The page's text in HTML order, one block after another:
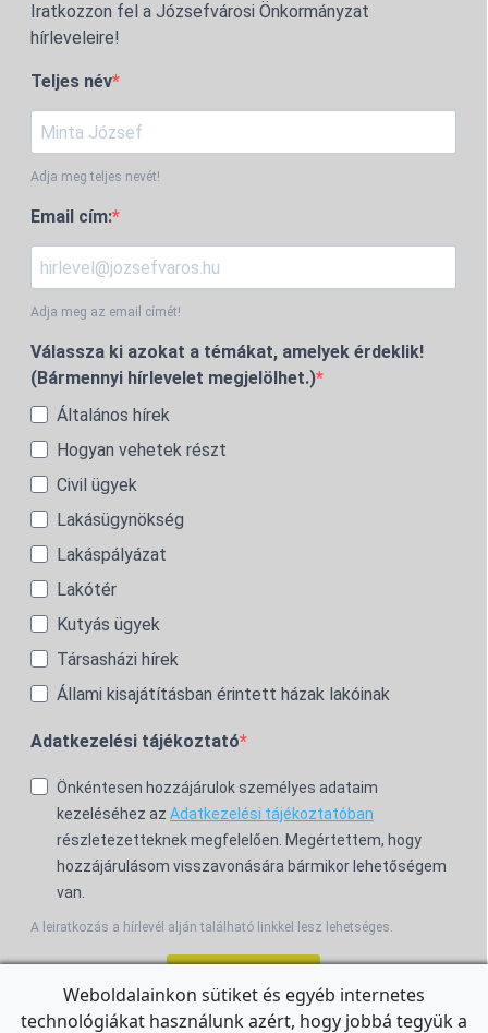
Iratkozzon fel a Józsefvárosi Önkormányzat
hírleveleire!
Teljes név
Adja meg teljes nevét!
Email cím:
Adja meg az email címét!
Válassza ki azokat a témákat, amelyek érdeklik!
(Bármennyi hírlevelet megjelölhet.)
Általános hírek
Hogyan vehetek részt
Civil ügyek
Lakásügynökség
Lakáspályázat
Lakótér
Kutyás ügyek
Társasházi hírek
Állami kisajátításban érintett házak lakóinak
Adatkezelési tájékoztató
Önkéntesen hozzájárulok személyes adataim
kezeléséhez az Adatkezelési tájékoztatóban
részletezetteknek megfelelően. Megértettem, hogy
hozzájárulásom visszavonására bármikor lehetőségem
van.
A leiratkozás a hírlevél alján található linkkel lesz lehetséges.
Weboldalainkon sütiket és egyéb internetes
technológiákat használunk azért, hogy jobbá tegyük a